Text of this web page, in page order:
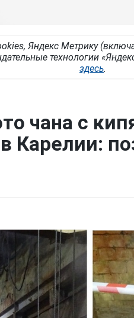
Яндекс Метрику
технологии
здесь.
чана с
Карелии: